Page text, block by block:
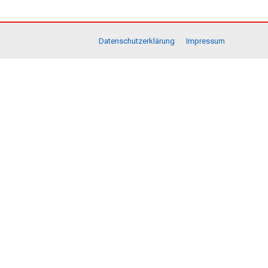
Datenschutzerklärung Impressum